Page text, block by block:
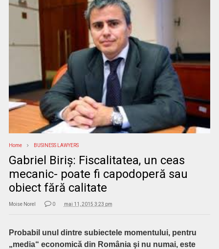
Home BUSINESS LAWYERS
Gabriel Biriş: Fiscalitatea, un ceas
mecanic- poate fi capodoperă sau
obiect fără calitate
Moise Norel 0 mai 11, 2015 3:23 pm
Probabil unul dintre subiectele momentului, pentru
„media“ economică din România şi nu numai, este